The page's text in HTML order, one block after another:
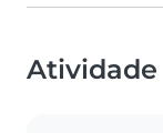
Atividade